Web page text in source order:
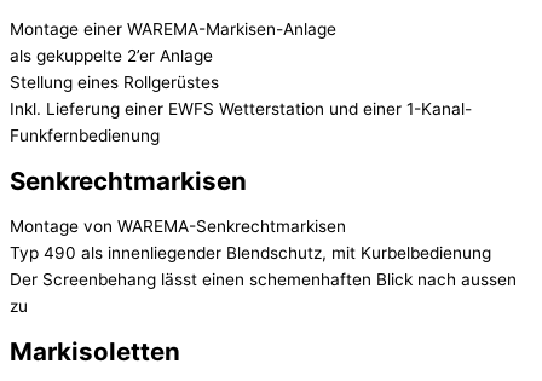
Montage einer WAREMA-Markisen-Anlage
als gekuppelte 2’er Anlage
Stellung eines Rollgerüstes
Inkl. Lieferung einer EWFS Wetterstation und einer 1-Kanal-
Funkfernbedienung
Senkrechtmarkisen
Montage von WAREMA-Senkrechtmarkisen
Typ 490 als innenliegender Blendschutz, mit Kurbelbedienung
Der Screenbehang lässt einen schemenhaften Blick nach aussen
zu
Markisoletten